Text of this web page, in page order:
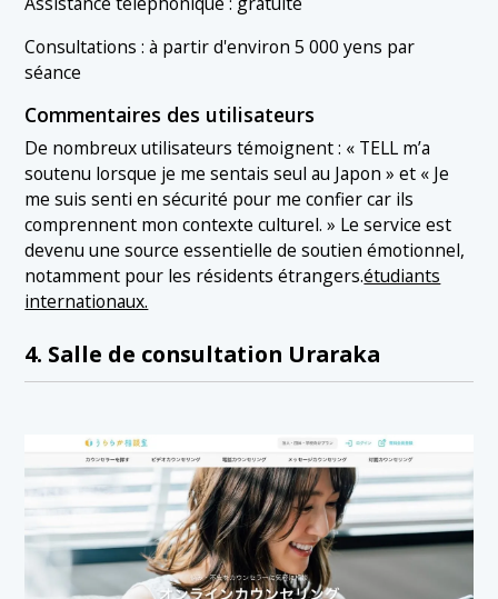
Consultations : à partir d'environ 5 000 yens par
séance
Commentaires des utilisateurs
De nombreux utilisateurs témoignent : « TELL m’a
soutenu lorsque je me sentais seul au Japon » et « Je
me suis senti en sécurité pour me confier car ils
comprennent mon contexte culturel. » Le service est
devenu une source essentielle de soutien émotionnel,
notamment pour les résidents étrangers.étudiants
internationaux.
4. Salle de consultation Uraraka